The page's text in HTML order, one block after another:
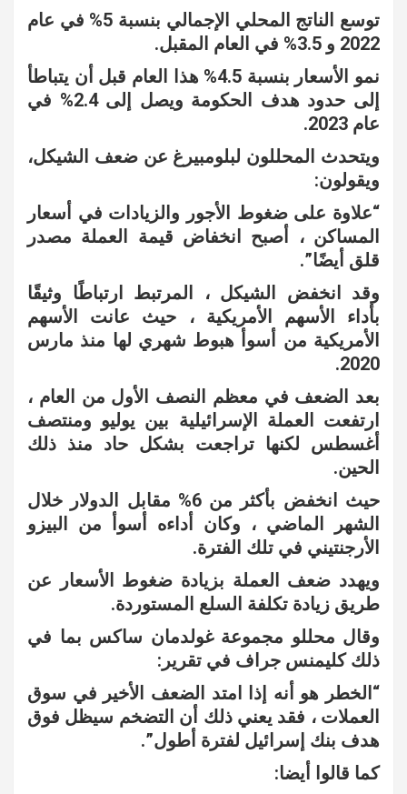
توسع الناتج المحلي الإجمالي بنسبة 5% في عام
2022 و 3.5% في العام المقبل.
نمو الأسعار بنسبة 4.5% هذا العام قبل أن يتباطأ
إلى حدود هدف الحكومة ويصل إلى 2.4% في
عام 2023.
ويتحدث المحللون لبلومبيرغ عن ضعف الشيكل،
ويقولون:
“علاوة على ضغوط الأجور والزيادات في أسعار
المساكن ، أصبح انخفاض قيمة العملة مصدر
قلق أيضًا”.
وقد انخفض الشيكل ، المرتبط ارتباطًا وثيقًا
بأداء الأسهم الأمريكية ، حيث عانت الأسهم
الأمريكية من أسوأ هبوط شهري لها منذ مارس
2020.
بعد الضعف في معظم النصف الأول من العام ،
ارتفعت العملة الإسرائيلية بين يوليو ومنتصف
أغسطس لكنها تراجعت بشكل حاد منذ ذلك
الحين.
حيث انخفض بأكثر من 6% مقابل الدولار خلال
الشهر الماضي ، وكان أداءه أسوأ من البيزو
الأرجنتيني في تلك الفترة.
ويهدد ضعف العملة بزيادة ضغوط الأسعار عن
طريق زيادة تكلفة السلع المستوردة.
وقال محللو مجموعة غولدمان ساكس بما في
ذلك كليمنس جراف في تقرير:
“الخطر هو أنه إذا امتد الضعف الأخير في سوق
العملات ، فقد يعني ذلك أن التضخم سيظل فوق
هدف بنك إسرائيل لفترة أطول”.
كما قالوا أيضا: